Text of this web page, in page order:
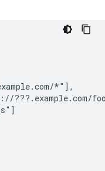
*"],
???.example.com/